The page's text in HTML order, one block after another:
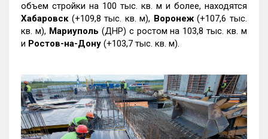
объем стройки на 100 тыс. кв. м и более, находятся
Хабаровск (+109,8 тыс. кв. м), Воронеж(+107,6 тыс.
кв. м), Мариуполь (ДНР) с ростом на 103,8 тыс. кв. м
и Ростов-на-Дону (+103,7 тыс. кв. м).